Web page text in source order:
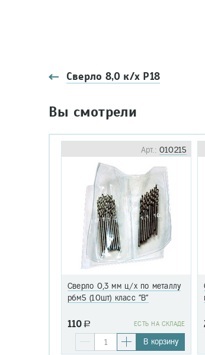
Сверло 8,0 к/х Р18
Вы смотрели
Арт.:010215
Сверло 0,3 мм ц/х по металлу
р6м5 (10шт) класс "В"
110 a EСТЬ НА СКЛАДЕ
В корзину